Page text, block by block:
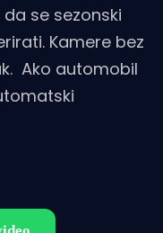
se sezonski
Kamere bez
Ako automobil